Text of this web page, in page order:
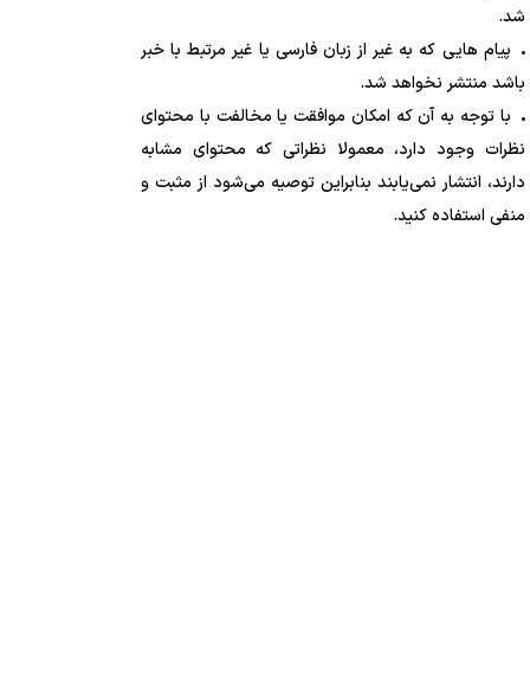
شد.
پیام هایی که به غیر از زبان فارسی یا غیر مرتبط با خبر
باشد منتشر نخواهد شد.
با توجه به آن که امکان موافقت یا مخالفت با محتوای
نظرات وجود دارد، معمولا نظراتی که محتوای مشابه
دارند، انتشار نمی‌یابند بنابراین توصیه می‌شود از مثبت و
منفی استفاده کنید.